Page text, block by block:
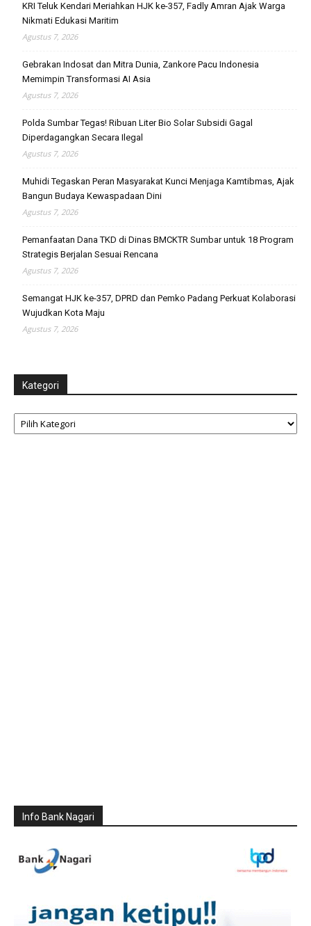
KRI Teluk Kendari Meriahkan HJK ke-357, Fadly Amran Ajak Warga
Nikmati Edukasi Maritim
Agustus 7, 2026
Gebrakan Indosat dan Mitra Dunia, Zankore Pacu Indonesia
Memimpin Transformasi AI Asia
Agustus 7, 2026
Polda Sumbar Tegas! Ribuan Liter Bio Solar Subsidi Gagal
Diperdagangkan Secara Ilegal
Agustus 7, 2026
Muhidi Tegaskan Peran Masyarakat Kunci Menjaga Kamtibmas, Ajak
Bangun Budaya Kewaspadaan Dini
Agustus 7, 2026
Pemanfaatan Dana TKD di Dinas BMCKTR Sumbar untuk 18 Program
Strategis Berjalan Sesuai Rencana
Agustus 7, 2026
Semangat HJK ke-357, DPRD dan Pemko Padang Perkuat Kolaborasi
Wujudkan Kota Maju
Agustus 7, 2026
Kategori
Kategori
Info Bank Nagari